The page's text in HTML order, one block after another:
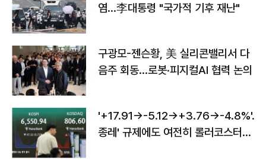
염…李대통령 "국가적 기후 재난"
구광모-젠슨황, 美 실리콘밸리서 다
음주 회동…로봇·피지컬AI 협력 논의
'+17.91→-5.12→+3.76→-4.8%'…'
종레' 규제에도 여전히 롤러코스터